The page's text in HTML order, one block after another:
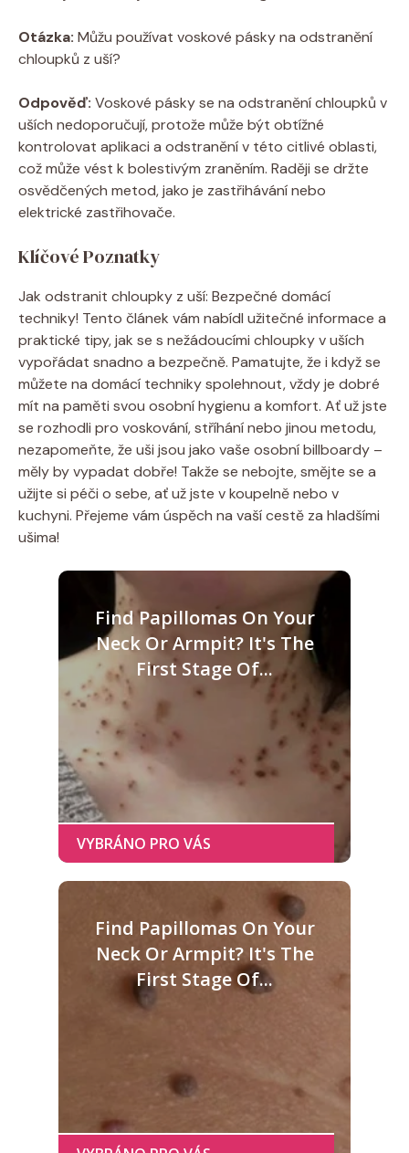
Otázka: Můžu používat voskové pásky na odstranění
chloupků z uší?
Odpověď: Voskové pásky se na odstranění chloupků v
uších nedoporučují, protože může být obtížné
kontrolovat aplikaci a odstranění v této citlivé oblasti,
což může vést k bolestivým zraněním. Raději se držte
osvědčených metod, jako je zastřihávání nebo
elektrické zastřihovače.
Klíčové Poznatky
Jak odstranit chloupky z uší: Bezpečné domácí
techniky! Tento článek vám nabídl užitečné informace a
praktické tipy, jak se s nežádoucími chloupky v uších
vypořádat snadno a bezpečně. Pamatujte, že i když se
můžete na domácí techniky spolehnout, vždy je dobré
mít na paměti svou osobní hygienu a komfort. Ať už jste
se rozhodli pro voskování, stříhání nebo jinou metodu,
nezapomeňte, že uši jsou jako vaše osobní billboardy –
měly by vypadat dobře! Takže se nebojte, smějte se a
užijte si péči o sebe, ať už jste v koupelně nebo v
kuchyni. Přejeme vám úspěch na vaší cestě za hladšími
ušima!
Find Papillomas On Your
Neck Or Armpit? It's The
First Stage Of...
Find Papillomas On Your
Neck Or Armpit? It's The
First Stage Of...